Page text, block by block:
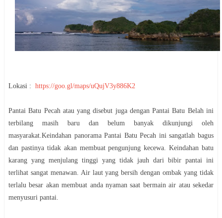
Lokasi : https://goo.gl/maps/uQujV3y886K2
Pantai Batu Pecah atau yang disebut juga dengan Pantai Batu Belah ini
terbilang masih baru dan belum banyak dikunjungi oleh
masyarakat.Keindahan panorama Pantai Batu Pecah ini sangatlah bagus
dan pastinya tidak akan membuat pengunjung kecewa. Keindahan batu
karang yang menjulang tinggi yang tidak jauh dari bibir pantai ini
terlihat sangat menawan. Air laut yang bersih dengan ombak yang tidak
terlalu besar akan membuat anda nyaman saat bermain air atau sekedar
menyusuri pantai.